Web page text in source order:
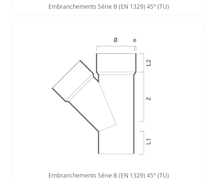
Embranchements Série B (EN 1329) 45° (TU)
Embranchements Série B (EN 1329) 45° (TU)